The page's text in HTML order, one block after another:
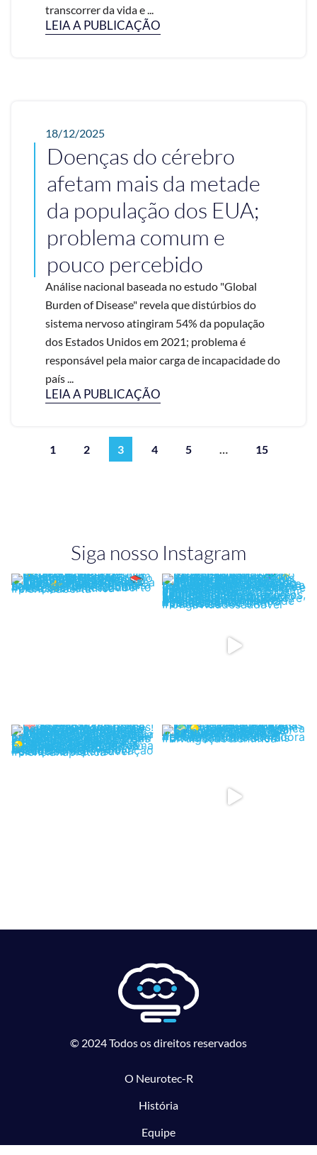
transcorrer da vida e ...
LEIA A PUBLICAÇÃO
18/12/2025
Doenças do cérebro
afetam mais da metade
da população dos EUA;
problema comum e
pouco percebido
Análise nacional baseada no estudo "Global
Burden of Disease" revela que distúrbios do
sistema nervoso atingiram 54% da população
dos Estados Unidos em 2021; problema é
responsável pela maior carga de incapacidade do
país ...
LEIA A PUBLICAÇÃO
1 2 3 4 5 … 15
Siga nosso Instagram
© 2024 Todos os direitos reservados
O Neurotec-R
História
Equipe